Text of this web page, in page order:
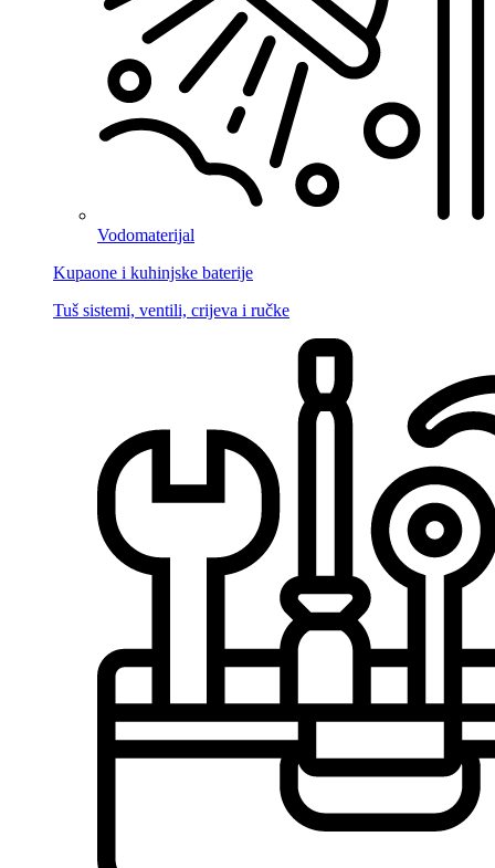
Vodomaterijal
Kupaone i kuhinjske baterije
Tuš sistemi, ventili, crijeva i ručke